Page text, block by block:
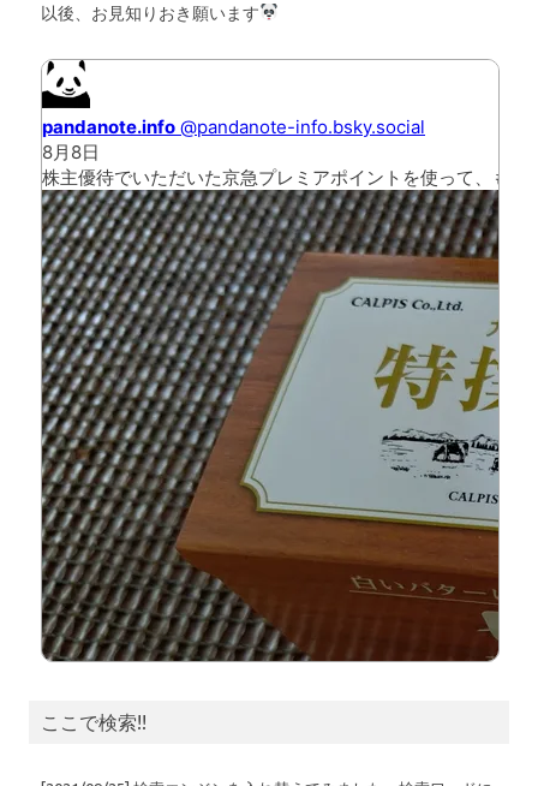
以後、お見知りおき願います
ここで検索!!